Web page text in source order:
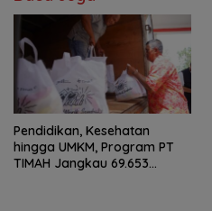
Pendidikan, Kesehatan
hingga UMKM, Program PT
TIMAH Jangkau 69.653